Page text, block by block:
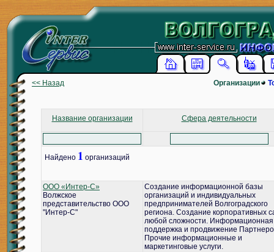
<< Назад Организации
Название организации Сфера деятельности
Найдено 1 организаций
ООО «Интер-С»
Волжское
представительство ООО
"Интер-С"
Создание информационной базы
организаций и индивидуальных
предпринимателей Волгоградского
региона. Создание корпоративных
любой сложности. Информационная
поддержка и продвижение
Прочие информационные и
маркетинговые услуги.